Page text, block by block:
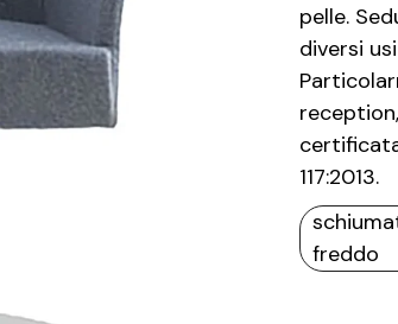
pelle.
diversi
117:2013.
freddo